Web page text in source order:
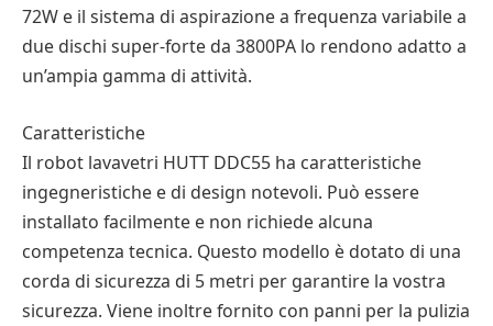
72W e il sistema di aspirazione a frequenza variabile a
due dischi super-forte da 3800PA lo rendono adatto a
un’ampia gamma di attività.
Caratteristiche
Il robot lavavetri HUTT DDC55 ha caratteristiche
ingegneristiche e di design notevoli. Può essere
installato facilmente e non richiede alcuna
competenza tecnica. Questo modello è dotato di una
corda di sicurezza di 5 metri per garantire la vostra
sicurezza. Viene inoltre fornito con panni per la pulizia